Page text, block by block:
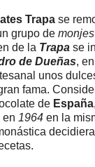
Trapa se
grupo de
de la Trapa se
de Dueñas, en
unos
fama.
de España
en 1964 en la